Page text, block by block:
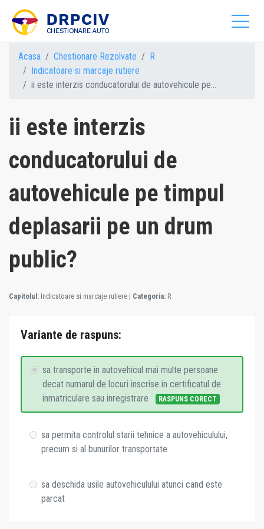
Acasa Chestionare Rezolvate
R
Indicatoare si marcaje rutiere
ii este interzis conducatorului de autovehicule pe...
ii este interzis
conducatorului de
autovehicule pe timpul
deplasarii pe un drum
public?
Capitolul: Indicatoare si marcaje rutiere | Categoria: R
Variante de raspuns:
sa transporte in autovehicul mai multe persoane
decat numarul de locuri inscrise in certificatul de
inmatriculare sau inregistrare
RASPUNS CORECT
sa permita controlul starii tehnice a autovehiculului,
precum si al bunurilor transportate
sa deschida usile autovehiculului atunci cand este
parcat